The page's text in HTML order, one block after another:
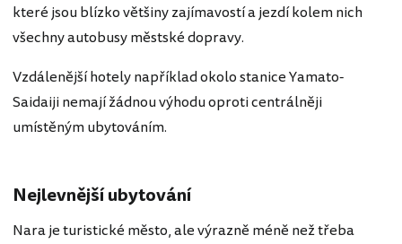
které jsou blízko většiny zajímavostí a jezdí kolem nich
všechny autobusy městské dopravy.
Vzdálenější hotely například okolo stanice Yamato-
Saidaiji nemají žádnou výhodu oproti centrálněji
umístěným ubytováním.
Nejlevnější ubytování
Nara je turistické město, ale výrazně méně než třeba